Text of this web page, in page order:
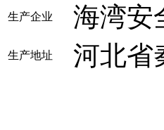
生产企业 海湾安
生产地址 河北省